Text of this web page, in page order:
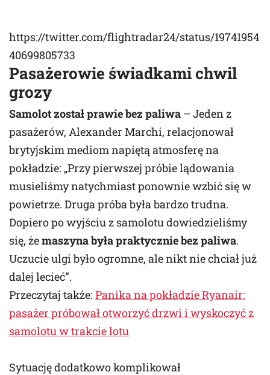
https://twitter.com/flightradar24/status/19741954
40699805733
Pasażerowie świadkami chwil
grozy
Samolot został prawie bez paliwa – Jeden z
pasażerów, Alexander Marchi, relacjonował
brytyjskim mediom napiętą atmosferę na
pokładzie: „Przy pierwszej próbie lądowania
musieliśmy natychmiast ponownie wzbić się w
powietrze. Druga próba była bardzo trudna.
Dopiero po wyjściu z samolotu dowiedzieliśmy
się, żemaszyna była praktycznie bez paliwa.
Uczucie ulgi było ogromne, ale nikt nie chciał już
dalej lecieć”.
Przeczytaj także: Panika na pokładzie Ryanair:
pasażer próbował otworzyć drzwi i wyskoczyć z
samolotu w trakcie lotu
Sytuację dodatkowo komplikował